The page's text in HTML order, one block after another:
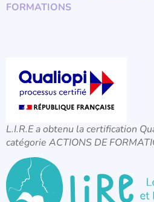
FORMATIONS
L.I.R.E a obtenu la certification
catégorie ACTIONS DE